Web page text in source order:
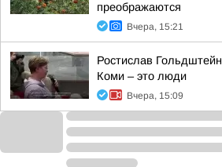
преображаются
Вчера, 15:21
Ростислав
Коми – это люди
Вчера, 15:09